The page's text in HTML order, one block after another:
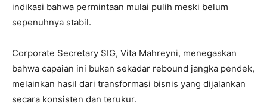
indikasi bahwa permintaan mulai pulih meski belum
sepenuhnya stabil.
Corporate Secretary SIG, Vita Mahreyni, menegaskan
bahwa capaian ini bukan sekadar rebound jangka pendek,
melainkan hasil dari transformasi bisnis yang dijalankan
secara konsisten dan terukur.